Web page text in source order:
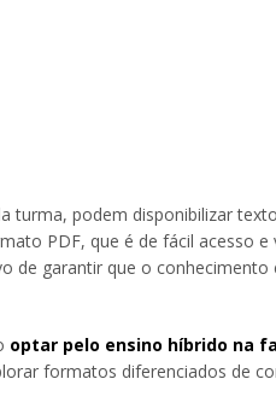
turma, podem disponibilizar
PDF, que é de fácil acesso e
de garantir que o
optar pelo ensino híbrido na
formatos diferenciados de